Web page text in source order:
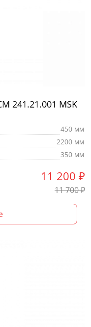
241.21.001 MSK
450 мм
2200 мм
350 мм
11 200 ₽
11 700₽